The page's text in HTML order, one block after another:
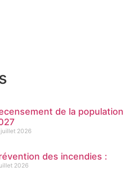
de la population
juillet 2026
des incendies :
2026